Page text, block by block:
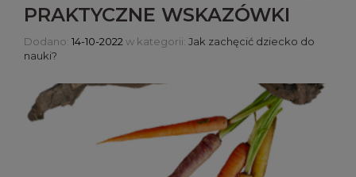
PRAKTYCZNE WSKAZÓWKI
Dodano: 14-10-2022 w kategorii: Jak zachęcić dziecko do
nauki?